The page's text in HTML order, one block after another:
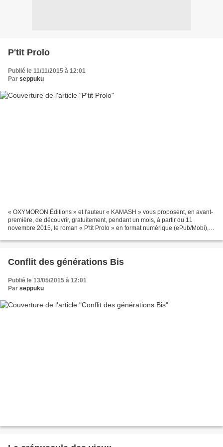
P'tit Prolo
Publié le 11/11/2015 à 12:01
Par seppuku
« OXYMORON Éditions » et l'auteur « KAMASH » vous proposent, en avant-
première, de découvrir, gratuitement, pendant un mois, à partir du 11
novembre 2015, le roman « P'tit Prolo » en format numérique (ePub/Mobi),
Conflit des générations Bis
Publié le 13/05/2015 à 12:01
Par seppuku